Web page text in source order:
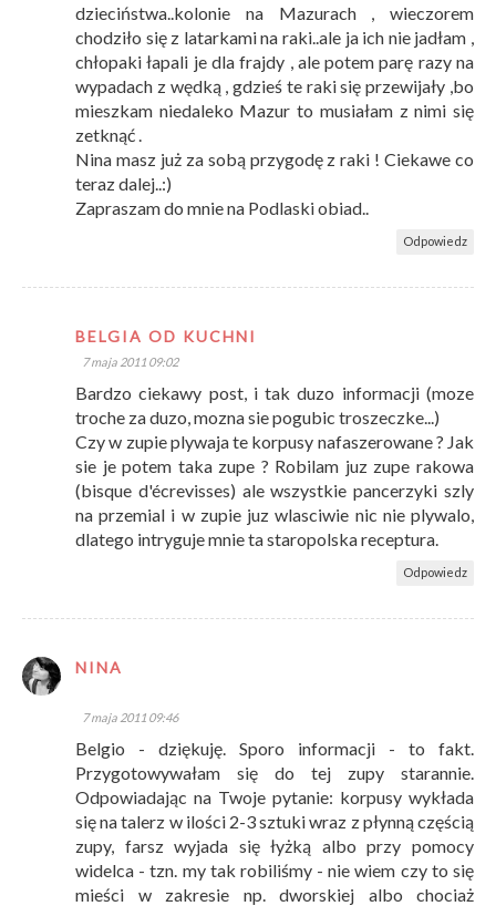
dzieciństwa..kolonie na Mazurach , wieczorem
chodziło się z latarkami na raki..ale ja ich nie jadłam ,
chłopaki łapali je dla frajdy , ale potem parę razy na
wypadach z wędką , gdzieś te raki się przewijały ,bo
mieszkam niedaleko Mazur to musiałam z nimi się
zetknąć .
Nina masz już za sobą przygodę z raki ! Ciekawe co
teraz dalej..:)
Zapraszam do mnie na Podlaski obiad..
Odpowiedz
BELGIA OD KUCHNI
7 maja 2011 09:02
Bardzo ciekawy post, i tak duzo informacji (moze
troche za duzo, mozna sie pogubic troszeczke...)
Czy w zupie plywaja te korpusy nafaszerowane ? Jak
sie je potem taka zupe ? Robilam juz zupe rakowa
(bisque d'écrevisses) ale wszystkie pancerzyki szly
na przemial i w zupie juz wlasciwie nic nie plywalo,
dlatego intryguje mnie ta staropolska receptura.
Odpowiedz
NINA
7 maja 2011 09:46
Belgio - dziękuję. Sporo informacji - to fakt.
Przygotowywałam się do tej zupy starannie.
Odpowiadając na Twoje pytanie: korpusy wykłada
się na talerz w ilości 2-3 sztuki wraz z płynną częścią
zupy, farsz wyjada się łyżką albo przy pomocy
widelca - tzn. my tak robiliśmy - nie wiem czy to się
mieści w zakresie np. dworskiej albo chociaż